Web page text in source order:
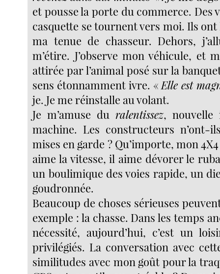
et pousse la porte du commerce. Des
casquette se tournent vers moi. Ils ont
ma tenue de chasseur. Dehors,
m’étire. J’observe mon véhicule, et
attirée par l’animal posé sur la
sens étonnamment ivre. « Elle est
je. Je me réinstalle au volant.
Je m’amuse duralentissez, nouvelle
machine. Les constructeurs n’ont-
mises en garde ? Qu’importe, mon
aime la vitesse, il aime dévorer le
un boulimique des voies rapide, un
goudronnée.
Beaucoup de choses sérieuses
exemple : la chasse. Dans les temps
nécessité, aujourd’hui, c’est un
privilégiés. La conversation avec
similitudes avec mon goût pour la